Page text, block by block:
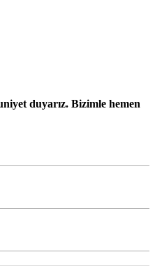
duyarız. Bizimle hemen